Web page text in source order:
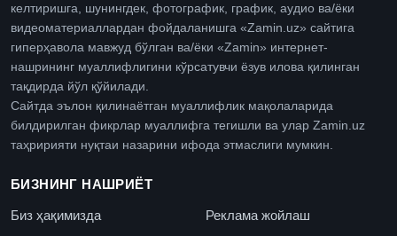
келтиришга, шунингдек, фотографик, график, аудио ва/ёки
видеоматериаллардан фойдаланишга «Zamin.uz» сайтига
гиперҳавола мавжуд бўлган ва/ёки «Zamin» интернет-
нашрининг муаллифлигини кўрсатувчи ёзув илова қилинган
тақдирда йўл қўйилади.
Сайтда эълон қилинаётган муаллифлик мақолаларида
билдирилган фикрлар муаллифга тегишли ва улар Zamin.uz
таҳририяти нуқтаи назарини ифода этмаслиги мумкин.
БИЗНИНГ НАШРИЁТ
Биз ҳақимизда
Реклама жойлаш